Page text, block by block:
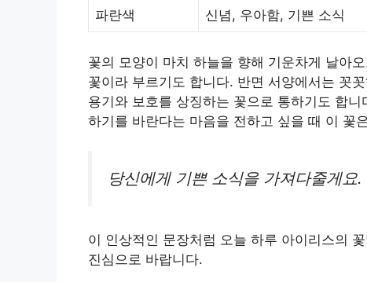
파란색 신념, 우아함, 기쁜 소식
꽃의 모양이 마치 하늘을 향해 기운차게 날아
꽃이라 부르기도 합니다. 반면 서양에서는 꼿
용기와 보호를 상징하는 꽃으로 통하기도 합
하기를 바란다는 마음을 전하고 싶을 때 이 꽃
당신에게 기쁜 소식을 가져다줄게요.
이 인상적인 문장처럼 오늘 하루 아이리스의
진심으로 바랍니다.